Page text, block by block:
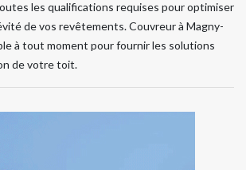
les qualifications requises pour optimiser
de vos revêtements. Couvreur à Magny-
à tout moment pour fournir les solutions
de votre toit.